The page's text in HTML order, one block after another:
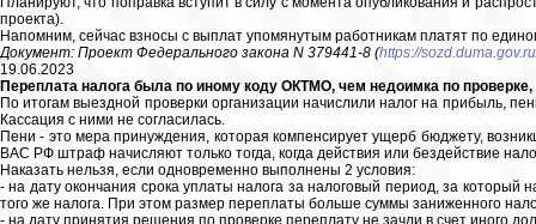
проекта).
Напомним, сейчас взносы с выплат упомянутым работникам платят по
Документ: Проект Федерального закона N 379441-8 (https://
19.06.2023
Переплата налога была по иному коду ОКТМО, чем недоимка по
По итогам выездной проверки организации начислили налог на прибыль,
Кассация с ними не согласилась.
Пени - это мера принуждения, которая компенсирует ущерб бюджету,
ВАС РФ штраф начисляют только тогда, когда действия или бездействие
Наказать нельзя, если одновременно выполнены 2 условия:
- на дату окончания срока уплаты налога за налоговый период, за который
того же налога. При этом размер переплаты больше суммы заниженного
- на дату принятия решения по проверке переплату не зачли в счет иного